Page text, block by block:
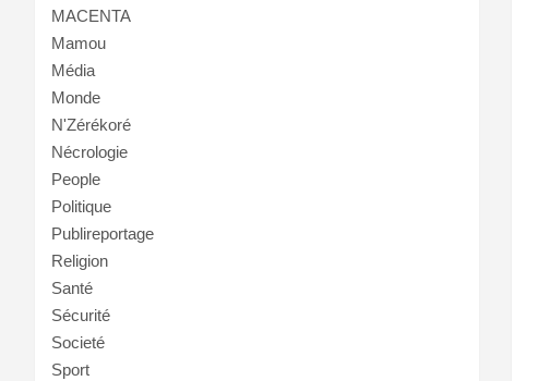
MACENTA
Mamou
Média
Monde
N'Zérékoré
Nécrologie
People
Politique
Publireportage
Religion
Santé
Sécurité
Societé
Sport